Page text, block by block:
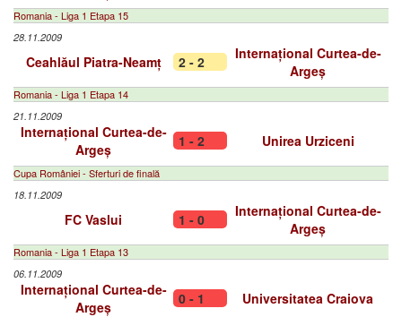
Romania - Liga 1 Etapa 15
28.11.2009
Ceahlăul Piatra-Neamț 2 - 2
Internațional Curtea-de-
Argeș
Romania - Liga 1 Etapa 14
21.11.2009
Internațional Curtea-de-
Argeș
1 - 2 Unirea Urziceni
Cupa României - Sferturi de finală
18.11.2009
FC Vaslui 1 - 0
Internațional Curtea-de-
Argeș
Romania - Liga 1 Etapa 13
06.11.2009
Internațional Curtea-de-
Argeș
0 - 1 Universitatea Craiova